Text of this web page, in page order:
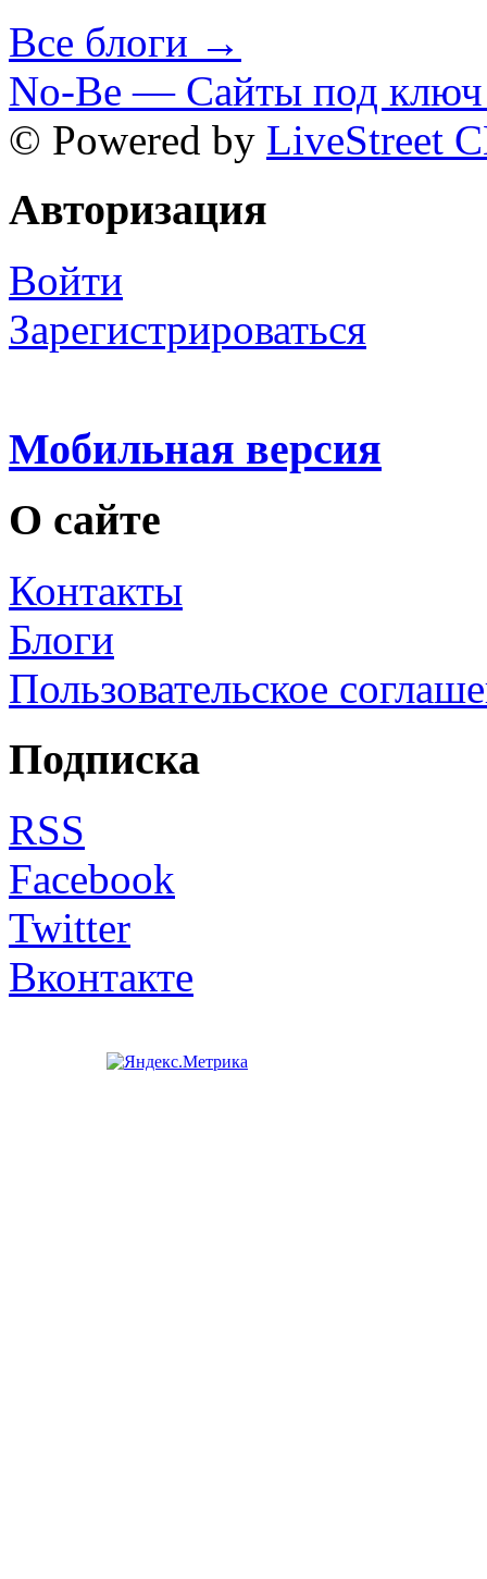
Все блоги →
No-Be — Сайты под ключ
© Powered by LiveStreet
Авторизация
Войти
Зарегистрироваться
Мобильная версия
О сайте
Контакты
Блоги
Пользовательское
Подписка
RSS
Facebook
Twitter
Вконтакте